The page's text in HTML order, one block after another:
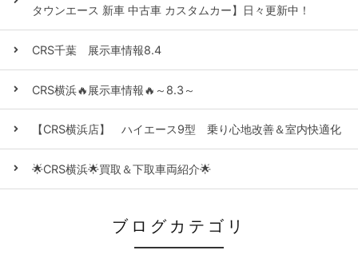
タウンエース 新車 中古車 カスタムカー】日々更新中！
CRS千葉 展示車情報8.4
CRS横浜🔥展示車情報🔥～8.3～
【CRS横浜店】 ハイエース9型 乗り心地改善＆室内快適化
🌟CRS横浜🌟買取＆下取車両紹介🌟
ブログカテゴリ